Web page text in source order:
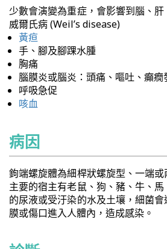
少數會演變為重症，會影響到腦、
威爾氏病 (Weil’s disease)
黃疸
手、腳及腳踝水腫
胸痛
腦膜炎或腦炎：頭痛、嘔吐、癲癇
呼吸急促
咳血
病因
鉤端螺旋體為細桿狀螺旋型、一端或
主要的宿主有老鼠、狗、豬、牛、
的尿液或受汙染的水及土壤，細菌
膜或傷口進入人體內，造成感染。